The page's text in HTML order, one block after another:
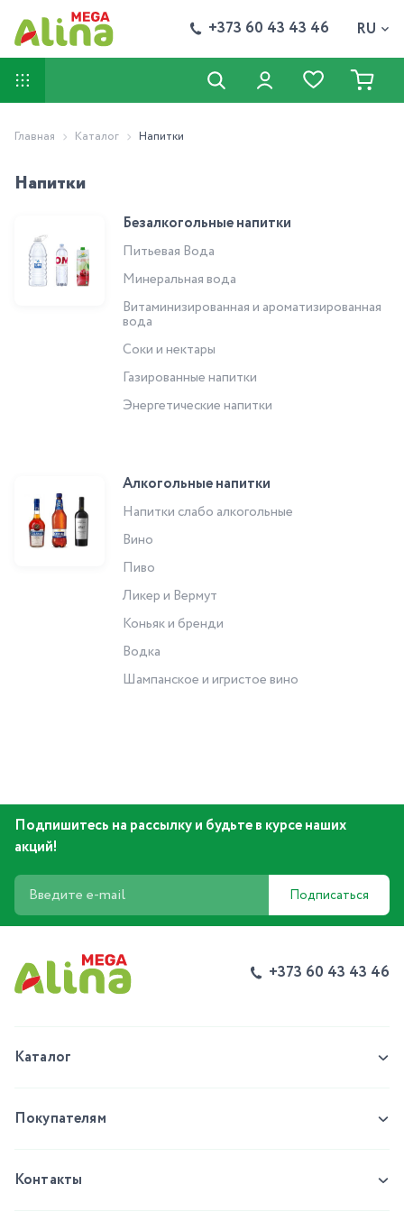
+373 60 43 43 46 RU
Главная Каталог Напитки
Напитки
Безалкогольные напитки
Питьевая Вода
Минеральная вода
Витаминизированная и ароматизированная
вода
Соки и нектары
Газированные напитки
Энергетические напитки
Алкогольные напитки
Напитки слабо алкогольные
Вино
Пиво
Ликер и Вермут
Коньяк и бренди
Водка
Шампанское и игристое вино
Подпишитесь на рассылку и будьте в курсе наших
акций!
Подписаться
+373 60 43 43 46
Каталог
Покупателям
Контакты